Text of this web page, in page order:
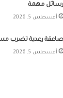
رسائل مهمة
أغسطس 5, 2026
صاعقة رعدية تضرب
أغسطس 5, 2026